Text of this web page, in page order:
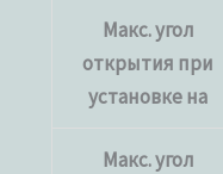
Макс. угол
открытия при
установке на
Макс. угол